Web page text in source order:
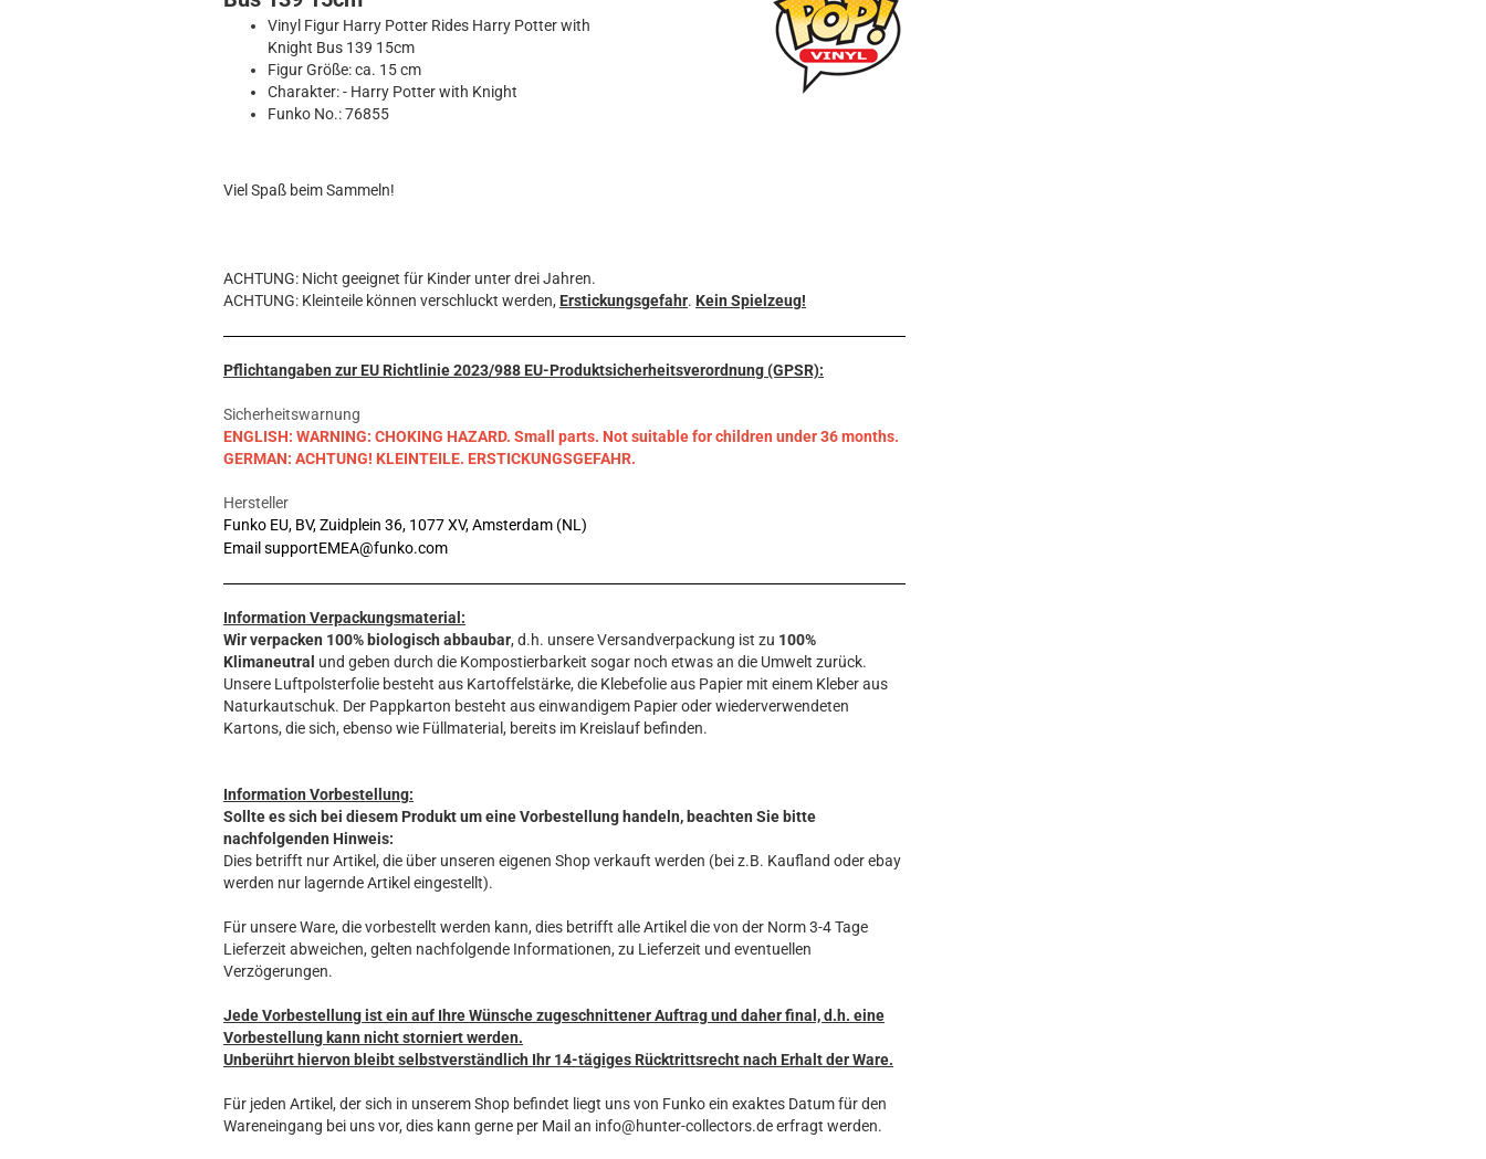
Icon
MARVEL
Movie
Music
Television
Vinyl Figur Harry Potter Rides Harry Potter with
Knight Bus 139 15cm
Figur Größe: ca. 15 cm
Charakter: - Harry Potter with Knight
Funko No.: 76855
Viel Spaß beim Sammeln!
ACHTUNG: Nicht geeignet für Kinder unter drei Jahren.
ACHTUNG: Kleinteile können verschluckt werden, Erstickungsgefahr. Kein Spielzeug!
Pflichtangaben zur EU Richtlinie 2023/988 EU-Produktsicherheitsverordnung (GPSR):
Sicherheitswarnung
ENGLISH: WARNING: CHOKING HAZARD. Small parts. Not suitable for children under 36 months.
GERMAN: ACHTUNG! KLEINTEILE. ERSTICKUNGSGEFAHR.
Hersteller
Funko EU, BV, Zuidplein 36, 1077 XV, Amsterdam (NL)
Email supportEMEA@funko.com
Information Verpackungsmaterial:
Wir verpacken 100% biologisch abbaubar, d.h. unsere Versandverpackung ist zu 100%
Klimaneutral und geben durch die Kompostierbarkeit sogar noch etwas an die Umwelt zurück.
Unsere Luftpolsterfolie besteht aus Kartoffelstärke, die Klebefolie aus Papier mit einem Kleber aus
Naturkautschuk. Der Pappkarton besteht aus einwandigem Papier oder wiederverwendeten
Kartons, die sich, ebenso wie Füllmaterial, bereits im Kreislauf befinden.
Information Vorbestellung:
Sollte es sich bei diesem Produkt um eine Vorbestellung handeln, beachten Sie bitte
nachfolgenden Hinweis:
Dies betrifft nur Artikel, die über unseren eigenen Shop verkauft werden (bei z.B. Kaufland oder ebay
werden nur lagernde Artikel eingestellt).
Für unsere Ware, die vorbestellt werden kann, dies betrifft alle Artikel die von der Norm 3-4 Tage
Lieferzeit abweichen, gelten nachfolgende Informationen, zu Lieferzeit und eventuellen
Verzögerungen.
Jede Vorbestellung ist ein auf Ihre Wünsche zugeschnittener Auftrag und daher final, d.h. eine
Vorbestellung kann nicht storniert werden.
Unberührt hiervon bleibt selbstverständlich Ihr 14-tägiges Rücktrittsrecht nach Erhalt der Ware.
Für jeden Artikel, der sich in unserem Shop befindet liegt uns von Funko ein exaktes Datum für den
Wareneingang bei uns vor, dies kann gerne per Mail an info@hunter-collectors.de erfragt werden.